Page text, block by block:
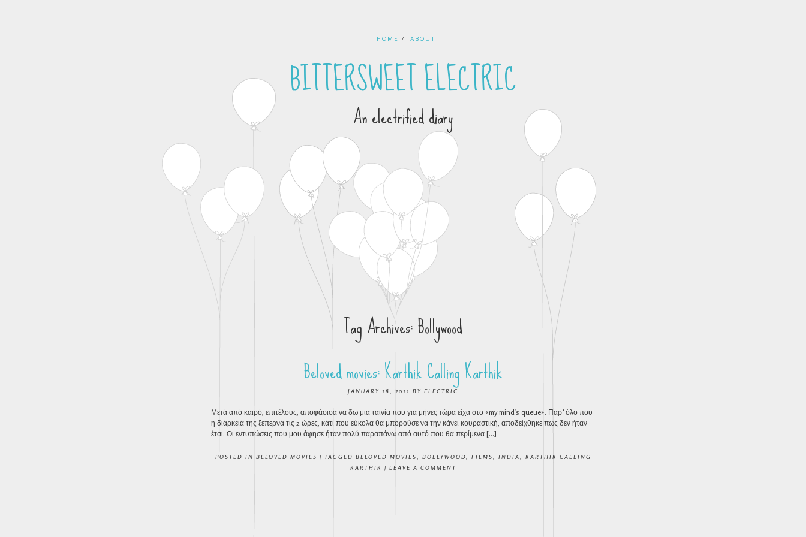
HOME ABOUT
BITTERSWEET ELECTRIC
An electrified diary
Tag Archives:Bollywood
Beloved movies: Karthik Calling Karthik
JANUARY 18, 2011 BY ELECTRIC
Μετά από καιρό, επιτέλους, αποφάσισα να δω μια ταινία που για μήνες τώρα είχα στο «my mind’s queue». Παρ’ όλο που
η διάρκειά της ξεπερνά τις 2 ώρες, κάτι που εύκολα θα μπορούσε να την κάνει κουραστική, αποδείχθηκε πως δεν ήταν
έτσι. Οι εντυπώσεις που μου άφησε ήταν πολύ παραπάνω από αυτό που θα περίμενα […]
POSTED IN BELOVED MOVIES | TAGGED BELOVED MOVIES BOLLYWOOD FILMS INDIA
KARTHIK CALLING
KARTHIK | LEAVE A COMMENT